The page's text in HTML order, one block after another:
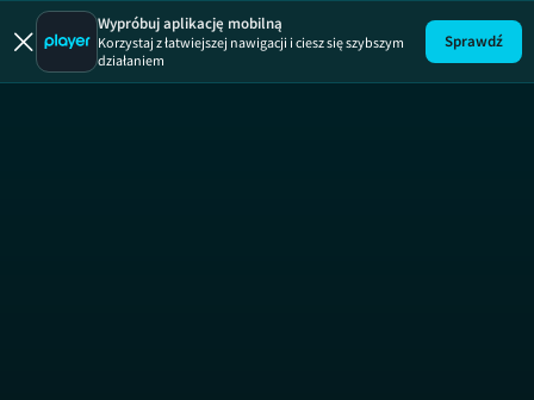
Wypróbuj aplikację mobilną
Korzystaj z łatwiejszej nawigacji i ciesz się szybszym
działaniem
Sprawdź